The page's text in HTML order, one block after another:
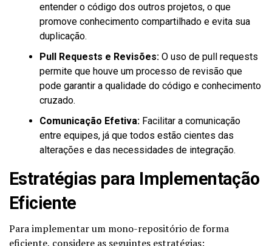
entender o código dos outros projetos, o que
promove conhecimento compartilhado e evita sua
duplicação.
Pull Requests e Revisões: O uso de pull requests
permite que houve um processo de revisão que
pode garantir a qualidade do código e conhecimento
cruzado.
Comunicação Efetiva: Facilitar a comunicação
entre equipes, já que todos estão cientes das
alterações e das necessidades de integração.
Estratégias para Implementação
Eficiente
Para implementar um mono-repositório de forma
eficiente, considere as seguintes estratégias: